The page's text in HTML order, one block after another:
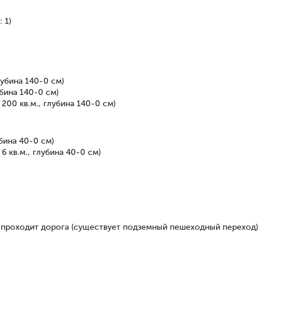
1)
140-0 см)
140-0 см)
кв.м., глубина 140-0 см)
40-0 см)
кв.м., глубина 40-0 см)
дорога (существует подземный пешеходный переход)